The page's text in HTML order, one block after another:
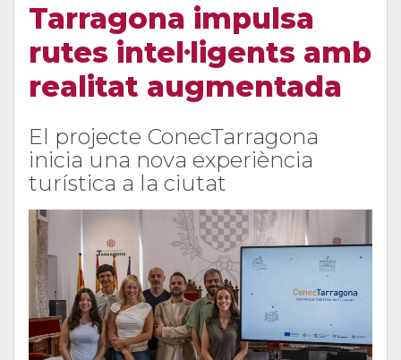
Tarragona impulsa
rutes intel·ligents amb
realitat augmentada
El projecte ConecTarragona
inicia una nova experiència
turística a la ciutat